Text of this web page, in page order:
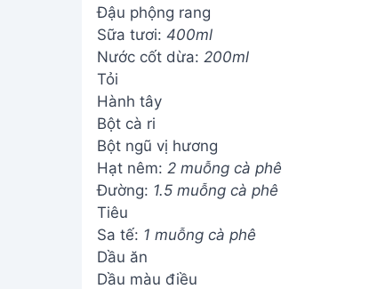
Đậu phộng rang
Sữa tươi: 400ml
Nước cốt dừa: 200ml
Tỏi
Hành tây
Bột cà ri
Bột ngũ vị hương
Hạt nêm: 2 muỗng cà phê
Đường: 1.5 muỗng cà phê
Tiêu
Sa tế: 1 muỗng cà phê
Dầu ăn
Dầu màu điều